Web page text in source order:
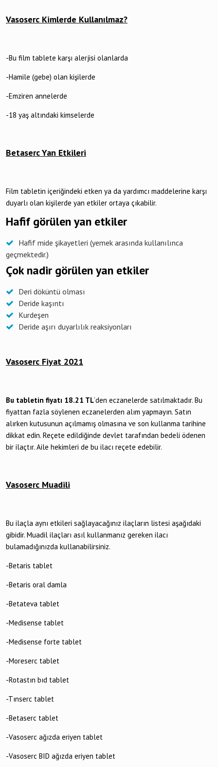
Vasoserc Kimlerde Kullanılmaz?
-Bu film tablete karşı alerjisi olanlarda
-Hamile (gebe) olan kişilerde
-Emziren annelerde
-18 yaş altındaki kimselerde
Betaserc Yan Etkileri
Film tabletin içeriğindeki etken ya da yardımcı maddelerine karşı
duyarlı olan kişilerde yan etkiler ortaya çıkabilir.
Hafif görülen yan etkiler
Hafif mide şikayetleri (yemek arasında kullanılınca
geçmektedir.)
Çok nadir görülen yan etkiler
Deri döküntü olması
Deride kaşıntı
Kurdeşen
Deride aşırı duyarlılık reaksiyonları
Vasoserc Fiyat 2021
Bu tabletin fiyatı 18.21 TL‘den eczanelerde satılmaktadır. Bu
fiyattan fazla söylenen eczanelerden alım yapmayın. Satın
alırken kutusunun açılmamış olmasına ve son kullanma tarihine
dikkat edin. Reçete edildiğinde devlet tarafından bedeli ödenen
bir ilaçtır. Aile hekimleri de bu ilacı reçete edebilir.
Vasoserc Muadili
Bu ilaçla aynı etkileri sağlayacağınız ilaçların listesi aşağıdaki
gibidir. Muadil ilaçları asıl kullanmanız gereken ilacı
bulamadığınızda kullanabilirsiniz.
-Betaris tablet
-Betaris oral damla
-Betateva tablet
-Medisense tablet
-Medisense forte tablet
-Moreserc tablet
-Rotastın bıd tablet
-Tınserc tablet
-Betaserc tablet
-Vasoserc ağızda eriyen tablet
-Vasoserc BID ağızda eriyen tablet